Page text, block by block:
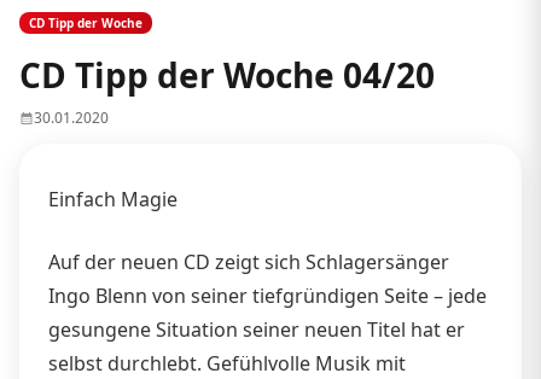
CD Tipp der Woche
CD Tipp der Woche 04/20
30.01.2020
Einfach Magie
Auf der neuen CD zeigt sich Schlagersänger
Ingo Blenn von seiner tiefgründigen Seite – jede
gesungene Situation seiner neuen Titel hat er
selbst durchlebt. Gefühlvolle Musik mit